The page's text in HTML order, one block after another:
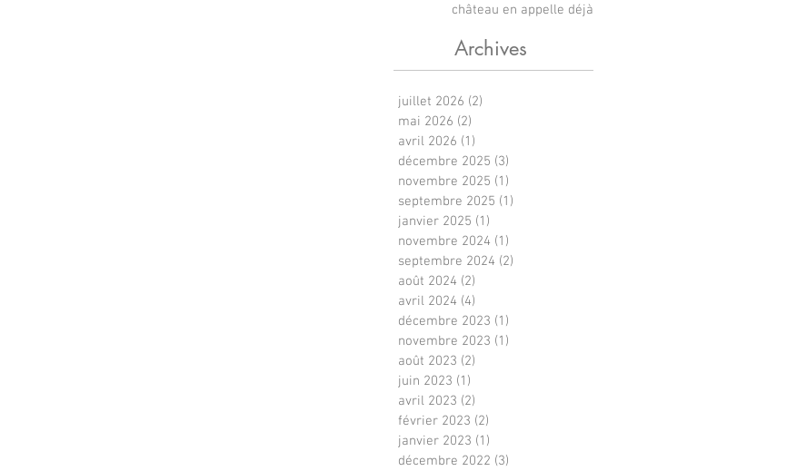
château en appelle déjà
Archives
juillet 2026 (2)
mai 2026 (2)
avril 2026 (1)
décembre 2025 (3)
novembre 2025 (1)
septembre 2025 (1)
janvier 2025 (1)
novembre 2024 (1)
septembre 2024 (2)
août 2024 (2)
avril 2024 (4)
décembre 2023 (1)
novembre 2023 (1)
août 2023 (2)
juin 2023 (1)
avril 2023 (2)
février 2023 (2)
janvier 2023 (1)
décembre 2022 (3)